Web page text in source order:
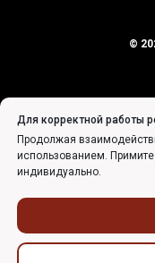
©
Для корректной работы
Продолжая
использованием.
индивидуально.